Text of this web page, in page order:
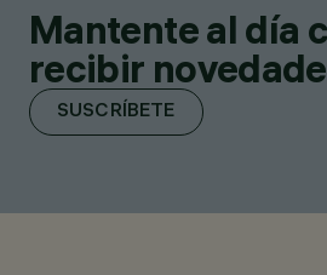
Mantente al día
recibir
SUSCRÍBETE